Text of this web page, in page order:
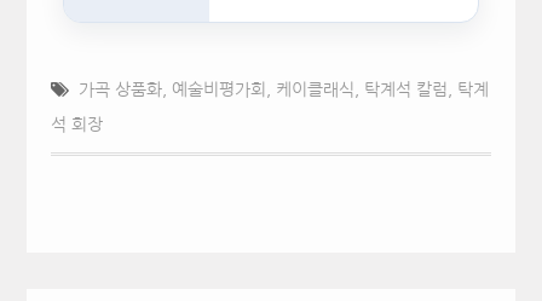
가곡 상품화, 예술비평가회 케이클래식 탁계석 칼럼 탁계
석 회장